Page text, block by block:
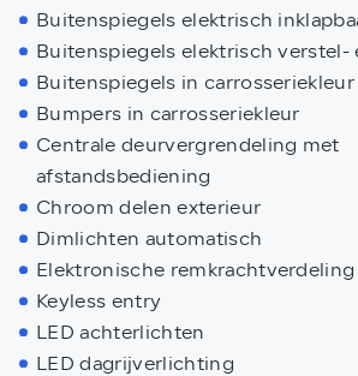
Buitenspiegels elektrisch
Buitenspiegels elektrisch verstel-
Buitenspiegels in carrosseriekleur
Bumpers in carrosseriekleur
Centrale deurvergrendeling met
afstandsbediening
Chroom delen exterieur
Dimlichten automatisch
Elektronische remkrachtverdeling
Keyless entry
LED achterlichten
LED dagrijverlichting